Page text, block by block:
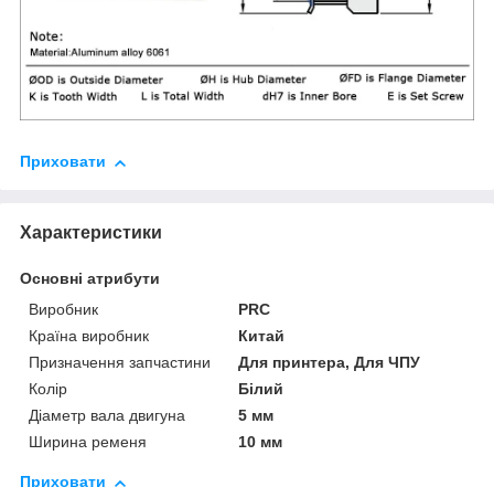
Приховати
Характеристики
Основні атрибути
Виробник
PRC
Країна виробник
Китай
Призначення запчастини
Для принтера, Для ЧПУ
Колір
Білий
Діаметр вала двигуна
5 мм
Ширина ременя
10 мм
Приховати